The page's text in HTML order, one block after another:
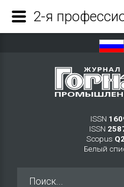
ISSN
ISSN
Scopus Q2
Белый